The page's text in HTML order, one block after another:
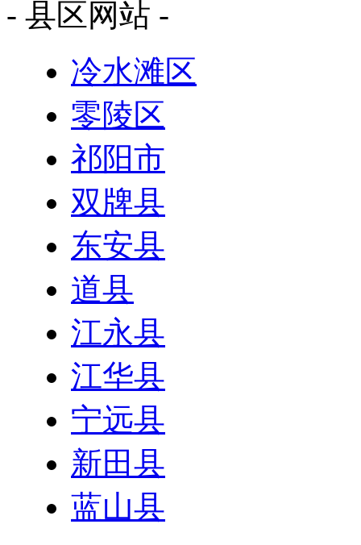
- 县区网站 -
冷水滩区
零陵区
祁阳市
双牌县
东安县
道县
江永县
江华县
宁远县
新田县
蓝山县